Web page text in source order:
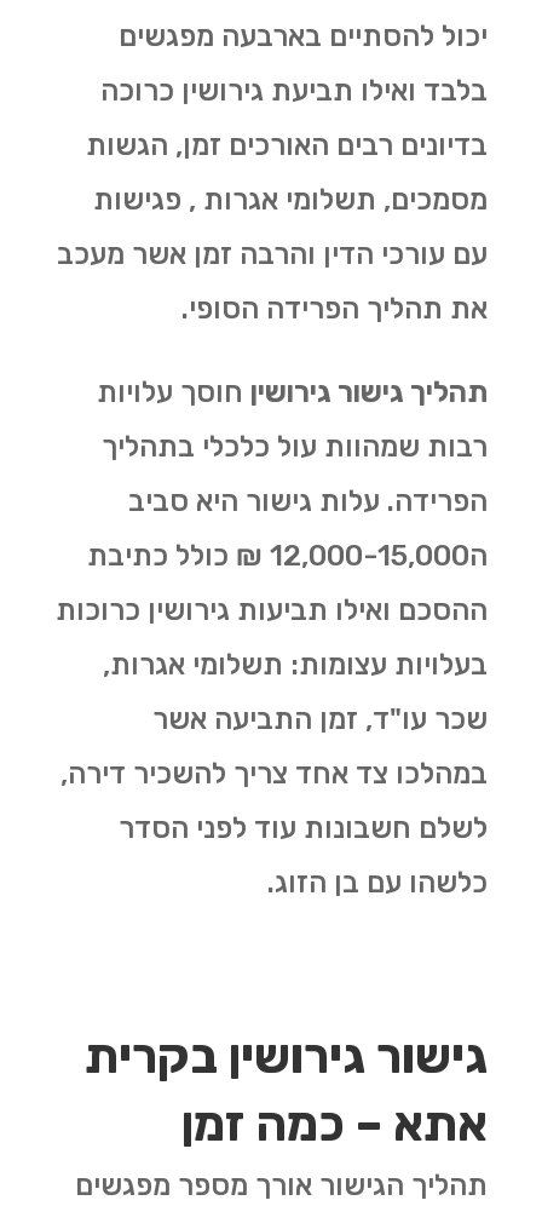
יכול להסתיים בארבעה מפגשים
בלבד ואילו תביעת גירושין כרוכה
בדיונים רבים האורכים זמן, הגשות
מסמכים, תשלומי אגרות , פגישות
עם עורכי הדין והרבה זמן אשר מעכב
את תהליך הפרידה הסופי.
תהליך גישור גירושין חוסך עלויות
רבות שמהוות עול כלכלי בתהליך
הפרידה. עלות גישור היא סביב
ה12,000-15,000 ₪ כולל כתיבת
ההסכם ואילו תביעות גירושין כרוכות
בעלויות עצומות: תשלומי אגרות,
שכר עו"ד, זמן התביעה אשר
במהלכו צד אחד צריך להשכיר דירה,
לשלם חשבונות עוד לפני הסדר
כלשהו עם בן הזוג.
גישור גירושין בקרית
אתא – כמה זמן
תהליך הגישור אורך מספר מפגשים